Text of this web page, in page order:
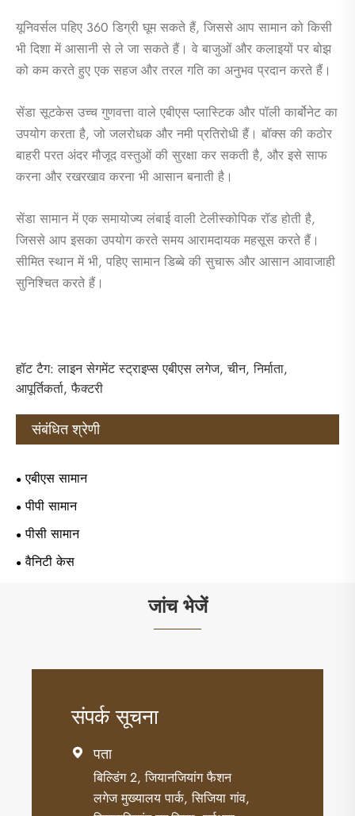
यूनिवर्सल पहिए 360 डिग्री घूम सकते हैं, जिससे आप सामान को किसी
भी दिशा में आसानी से ले जा सकते हैं। वे बाजुओं और कलाइयों पर बोझ
को कम करते हुए एक सहज और तरल गति का अनुभव प्रदान करते हैं।
सेंडा सूटकेस उच्च गुणवत्ता वाले एबीएस प्लास्टिक और पॉली कार्बोनेट का
उपयोग करता है, जो जलरोधक और नमी प्रतिरोधी हैं। बॉक्स की कठोर
बाहरी परत अंदर मौजूद वस्तुओं की सुरक्षा कर सकती है, और इसे साफ
करना और रखरखाव करना भी आसान बनाती है।
सेंडा सामान में एक समायोज्य लंबाई वाली टेलीस्कोपिक रॉड होती है,
जिससे आप इसका उपयोग करते समय आरामदायक महसूस करते हैं।
सीमित स्थान में भी, पहिए सामान डिब्बे की सुचारू और आसान आवाजाही
सुनिश्चित करते हैं।
हॉट टैग: लाइन सेगमेंट स्ट्राइप्स एबीएस लगेज, चीन, निर्माता,
आपूर्तिकर्ता, फैक्टरी
संबंधित श्रेणी
एबीएस सामान
पीपी सामान
पीसी सामान
वैनिटी केस
जांच भेजें
संपर्क सूचना
 पता
बिल्डिंग 2, जियानजियांग फैशन
लगेज मुख्यालय पार्क, सिजिया गांव,